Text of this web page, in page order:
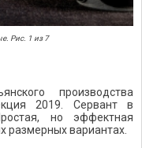
Рис. 1 из 7
производства
2019. Сервант в
но эффектная
размерных вариантах.